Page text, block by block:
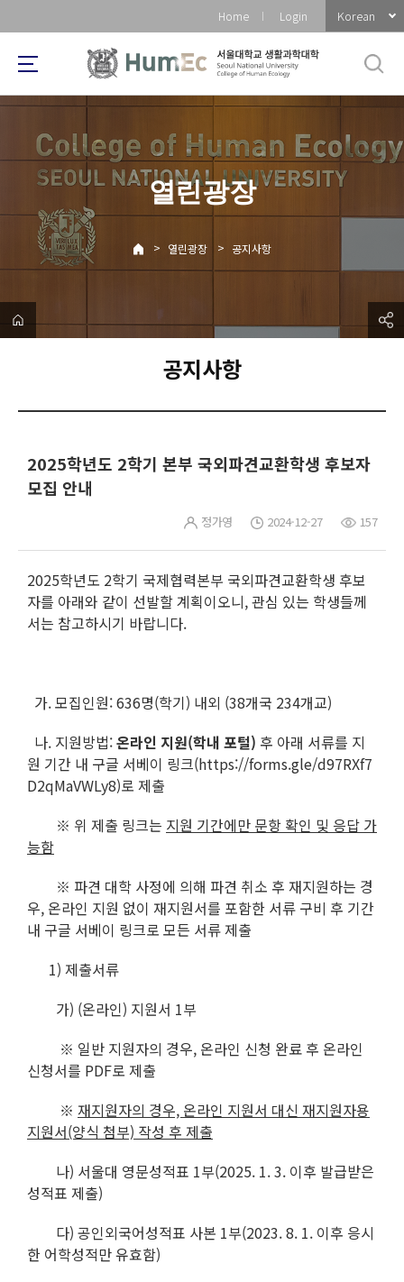
로
메
Home Login Korean
열린광장
> 열린광장 > 공지사항
공지사항
2025학년도 2학기 본부 국외파견교환학생 후보자
모집 안내
정가영 2024-12-27 157
2025학년도 2학기 국제협력본부 국외파견교환학생 후보
자를 아래와 같이 선발할 계획이오니, 관심 있는 학생들께
서는 참고하시기 바랍니다.
가. 모집인원: 636명(학기) 내외 (38개국 234개교)
나. 지원방법:온라인 지원(학내 포털) 후 아래 서류를 지
원 기간 내 구글 서베이 링크(https://forms.gle/d97RXf7
D2qMaVWLy8)로 제출
※ 위 제출 링크는 지원 기간에만 문항 확인 및 응답 가
능함
※ 파견 대학 사정에 의해 파견 취소 후 재지원하는 경
우, 온라인 지원 없이 재지원서를 포함한 서류 구비 후 기간
내 구글 서베이 링크로 모든 서류 제출
1) 제출서류
가) (온라인) 지원서 1부
※ 일반 지원자의 경우, 온라인 신청 완료 후 온라인
신청서를 PDF로 제출
※ 재지원자의 경우, 온라인 지원서 대신 재지원자용
지원서(양식 첨부) 작성 후 제출
나) 서울대 영문성적표 1부(2025. 1. 3. 이후 발급받은
성적표 제출)
다) 공인외국어성적표 사본 1부(2023. 8. 1. 이후 응시
한 어학성적만 유효함)